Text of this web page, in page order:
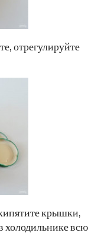
отрегулируйте
крышки,
холодильнике всю